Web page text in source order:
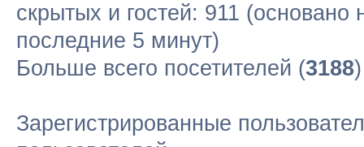
скрытых и гостей: 911 (основано
последние 5 минут)
Больше всего посетителей (3188
Зарегистрированные